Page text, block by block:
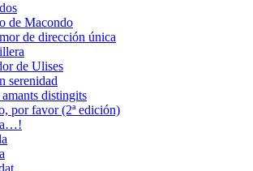
de Macondo
de dirección única
de Ulises
serenidad
distingits
por favor (2ª edición)